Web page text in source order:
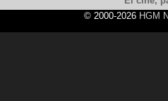
© 2000-2026 HGM